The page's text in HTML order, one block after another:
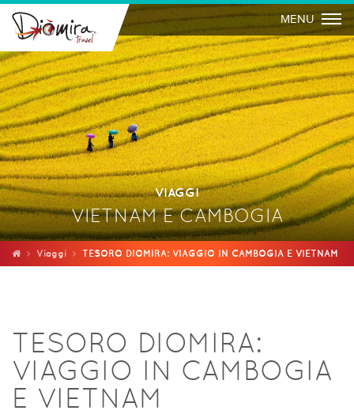
MENU
VIAGGI
VIETNAM E CAMBOGIA
Viaggi TESORO DIOMIRA: VIAGGIO IN CAMBOGIA E VIETNAM
TESORO DIOMIRA:
VIAGGIO IN CAMBOGIA
E VIETNAM